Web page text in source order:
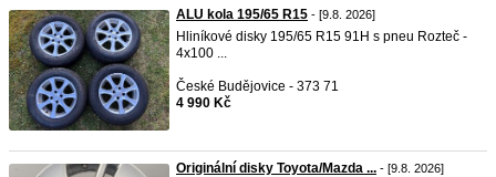
ALU kola 195/65 R15 - [9.8. 2026]
Hliníkové disky 195/65 R15 91H s pneu Rozteč -
4x100 ...
České Budějovice - 373 71
4 990 Kč
Originální disky Toyota/Mazda ... - [9.8. 2026]